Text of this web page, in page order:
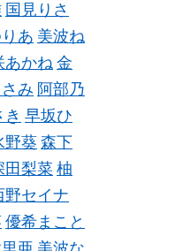
国見りさ
あ 美波ね
あかね 金
み 阿部乃
早坂ひ
野葵 森下
田梨菜 柚
野セイナ
優希まこと